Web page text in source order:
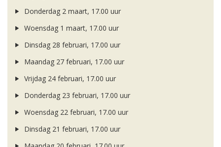
Donderdag 2 maart, 17.00 uur
Woensdag 1 maart, 17.00 uur
Dinsdag 28 februari, 17.00 uur
Maandag 27 februari, 17.00 uur
Vrijdag 24 februari, 17.00 uur
Donderdag 23 februari, 17.00 uur
Woensdag 22 februari, 17.00 uur
Dinsdag 21 februari, 17.00 uur